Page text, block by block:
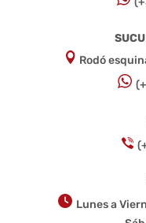
Rodó
Lunes a